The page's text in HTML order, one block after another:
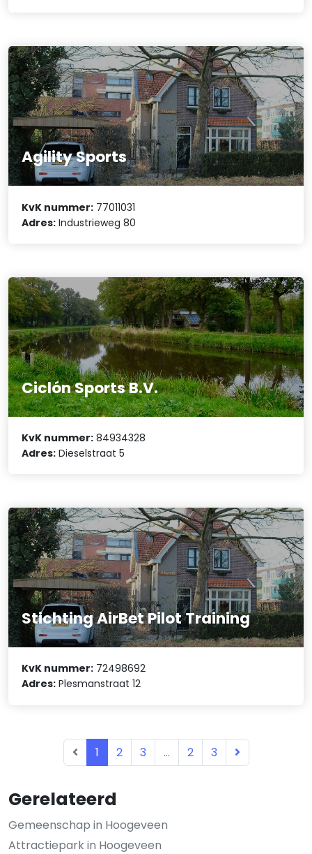
Gerelateerd
Gemeenschap in Hoogeveen
Attractiepark in Hoogeveen
Agility Sports
KvK nummer: 77011031
Adres: Industrieweg 80
Ciclón Sports B.V.
KvK nummer: 84934328
Adres: Dieselstraat 5
Stichting AirBet Pilot Training
KvK nummer: 72498692
Adres: Plesmanstraat 12
1 2 3 ... 2 3